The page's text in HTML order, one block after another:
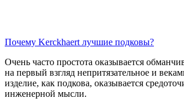
Почему Kerckhaert лучшие подковы?
Очень часто простота оказывается
на первый взгляд непритязательное и
изделие, как подкова, оказывается
инженерной мысли.